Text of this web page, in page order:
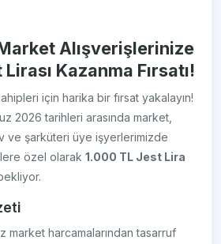
Alışverişlerinize
Kazanma Fırsatı!
için harika bir fırsat yakalayın!
2026 tarihleri arasında market,
ve şarküteri üye işyerlerimizde
özel olarak1.000 TL Jest Lira
market harcamalarından tasarruf